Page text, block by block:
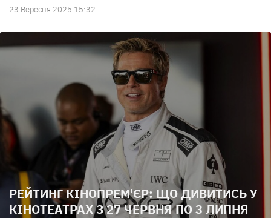
23 Вересня 2025 15:32
РЕЙТИНГ КІНОПРЕМ'ЄР: ЩО ДИВИТИСЬ У
КІНОТЕАТРАХ З 27 ЧЕРВНЯ ПО 3 ЛИПНЯ